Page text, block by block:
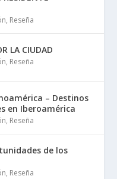
, Reseña
LA CIUDAD
, Reseña
– Destinos
en Iberoamérica
, Reseña
de los
, Reseña